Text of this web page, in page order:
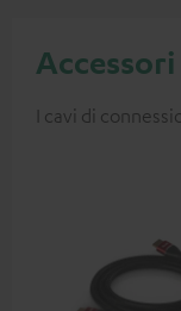
I cavi di